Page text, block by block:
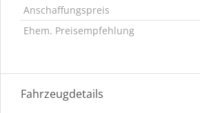
Anschaffungspreis
Ehem. Preisempfehlung
Fahrzeugdetails